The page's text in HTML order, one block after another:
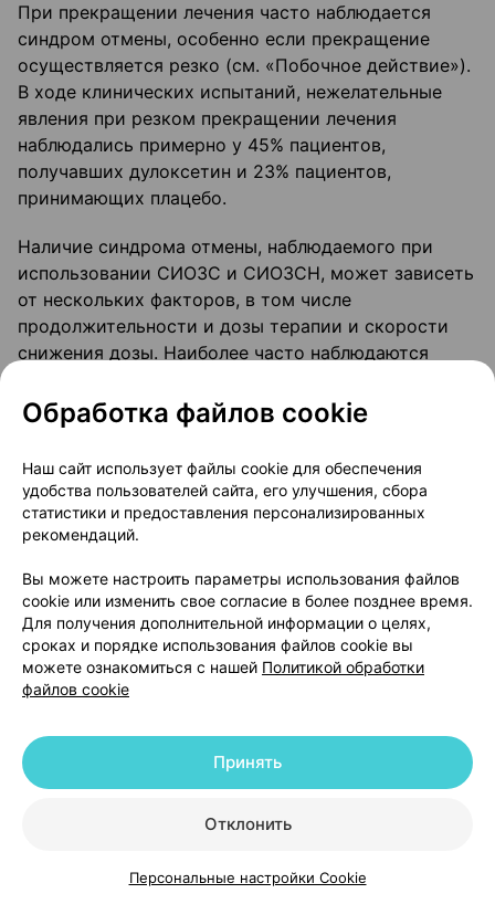
КаталогКорзинаИзбранноеПрофиль
При прекращении лечения часто наблюдается
синдром отмены, особенно если прекращение
осуществляется резко (см. «Побочное действие»).
В ходе клинических испытаний, нежелательные
явления при резком прекращении лечения
наблюдались примерно у 45% пациентов,
получавших дулоксетин и 23% пациентов,
принимающих плацебо.
Наличие синдрома отмены, наблюдаемого при
использовании СИОЗС и СИОЗСН, может зависеть
от нескольких факторов, в том числе
продолжительности и дозы терапии и скорости
снижения дозы. Наиболее часто наблюдаются
действие». Как правило, эти симптомы носят слабо
выраженный или умеренный характер; Однако у
некоторых пациентов их интенсивность может
быть очень высокой. Они обычно проявляются в
течение первых нескольких дней после
прекращения лечения, но имеются очень редкие
пациентов, которые случайно пропустили дозы.
Как правило, эти симптомы проходят сами по себе
и обычно исчезают в течение 2 недель, хотя у
некоторых людей они могут быть довольно
продолжительными (2-3 месяца и более). Поэтому
дулоксетина, в течение не менее 2 недель после
периода лечения, в зависимости от потребности
Обработка файлов cookie
Наш сайт использует файлы cookie для обеспечения
удобства пользователей сайта, его улучшения, сбора
статистики и предоставления персонализированных
рекомендаций.
Вы можете настроить параметры использования файлов
cookie или изменить свое согласие в более позднее время.
Для получения дополнительной информации о целях,
сроках и порядке использования файлов cookie вы
можете ознакомиться с нашей Политикой обработки
файлов cookie
Отклонить
Принять
Персональные настройки Cookie